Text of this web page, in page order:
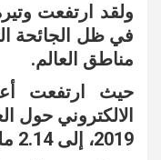
ولقد ارتفعت
في ظل الجائحة
مناطق العالم.
حيث ارتفعت
2019، إلى 2.14 مليار شخص عام 2021.